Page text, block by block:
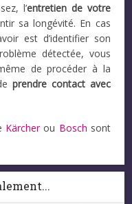
l’entretien de votre
sa longévité. En cas
est d’identifier son
détectée, vous
de procéder à la
prendre contact avec
Kärcherou Bosch sont